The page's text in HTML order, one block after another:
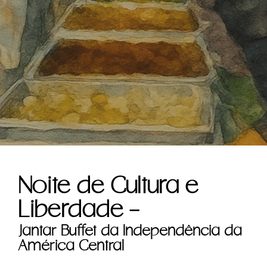
Noite de Cultura e
Liberdade -
Jantar Buffet da Independência da
América Central